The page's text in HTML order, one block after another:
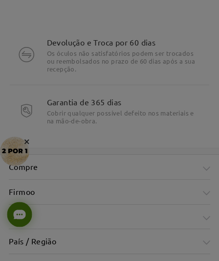
Devolução e Troca por 60 dias
Os óculos não satisfatórios podem ser trocados
ou reembolsados no prazo de 60 dias após a sua
recepção.
Garantia de 365 dias
Cobrir qualquer possível defeito nos materiais e
na mão-de-obra.
Compre
Firmoo
Ajuda
País / Região
×